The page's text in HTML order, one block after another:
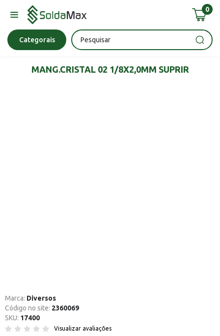
0
Categorais
Bateria Chave Impacto Esmerilhadeira
MANG.CRISTAL 02 1/8X2,0MM SUPRIR
Marca: Diversos
Código no site: 2360069
SKU: 17400
Visualizar avaliações